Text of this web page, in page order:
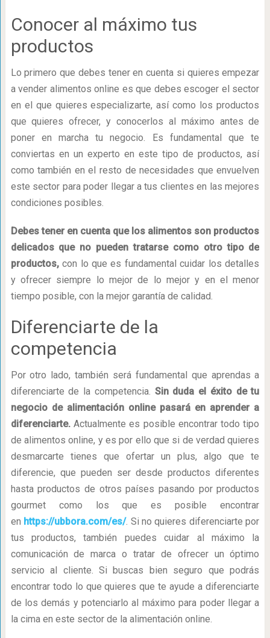
Conocer al máximo tus
productos
Lo primero que debes tener en cuenta si quieres empezar
a vender alimentos online es que debes escoger el sector
en el que quieres especializarte, así como los productos
que quieres ofrecer, y conocerlos al máximo antes de
poner en marcha tu negocio. Es fundamental que te
conviertas en un experto en este tipo de productos, así
como también en el resto de necesidades que envuelven
este sector para poder llegar a tus clientes en las mejores
condiciones posibles.
Debes tener en cuenta que los alimentos son productos
delicados que no pueden tratarse como otro tipo de
productos,con lo que es fundamental cuidar los detalles
y ofrecer siempre lo mejor de lo mejor y en el menor
tiempo posible, con la mejor garantía de calidad.
Diferenciarte de la
competencia
Por otro lado, también será fundamental que aprendas a
diferenciarte de la competencia. Sin duda el éxito de tu
negocio de alimentación online pasará en aprender a
diferenciarte. Actualmente es posible encontrar todo tipo
de alimentos online, y es por ello que si de verdad quieres
desmarcarte tienes que ofertar un plus, algo que te
diferencie, que pueden ser desde productos diferentes
hasta productos de otros países pasando por productos
gourmet como los que es posible encontrar
en https://ubbora.com/es/. Si no quieres diferenciarte por
tus productos, también puedes cuidar al máximo la
comunicación de marca o tratar de ofrecer un óptimo
servicio al cliente. Si buscas bien seguro que podrás
encontrar todo lo que quieres que te ayude a diferenciarte
de los demás y potenciarlo al máximo para poder llegar a
la cima en este sector de la alimentación online.